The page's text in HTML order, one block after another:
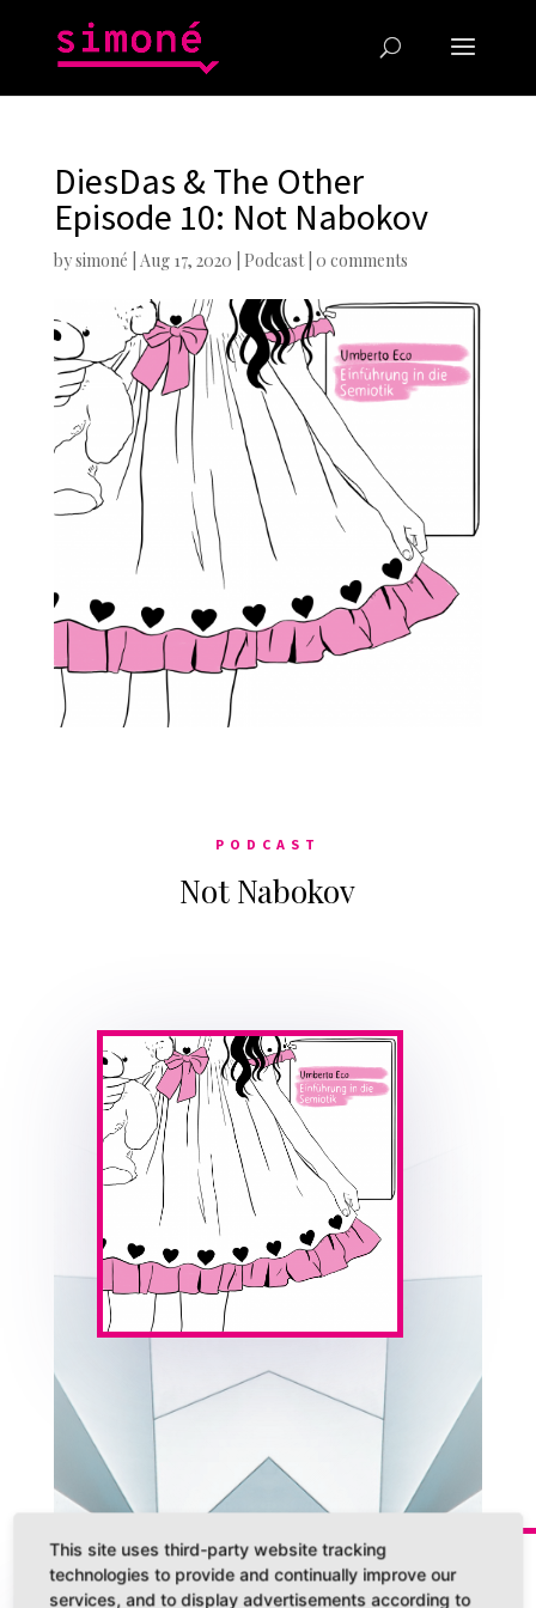
DiesDas & The Other
Episode 10: Not Nabokov
bysimoné Aug 17, 2020 Podcast| 0 comments
PODCAST
Not Nabokov
This site uses third-party website tracking
technologies to provide and continually improve our
services, and to display advertisements according to